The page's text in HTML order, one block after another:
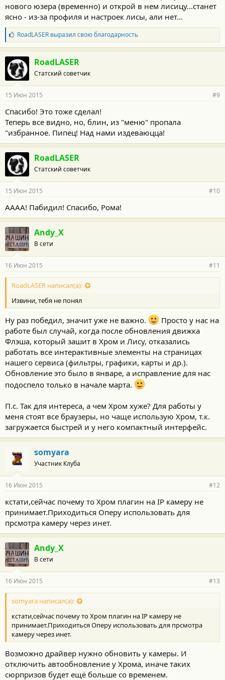
нового юзера (временно) и открой в нем лисицу...станет
ясно - из-за профиля и настроек лисы, али нет...
Б
л
а
г
о
д
а
н
с
т
и
RoadLASERвыразил свою благодарность
RoadLASER
Статский советчик
15 Июн 2015 #9
Спасибо! Это тоже сделал!
Теперь все видно, но, блин, из "меню" пропала
"избранное. Пипец! Над нами издеваюцца!
RoadLASER
Статский советчик
15 Июн 2015 #10
АААА! Пабидил! Спасибо, Рома!
Andy_X
В сети
16 Июн 2015 #11
RoadLASER написал(а):
Извини, тебя не понял
Ну раз победил, значит уже не важно.
Просто у нас на
работе был случай, когда после обновления движка
Флэша, который зашит в Хром и Лису, отказались
работать все интерактивные элементы на страницах
нашего сервиса (фильтры, графики, карты и др.).
Обновление это было в январе, а исправление для нас
подоспело только в начале марта.
П.с. Так для интереса, а чем Хром хуже? Для работы у
меня стоят все браузеры, но чаще использую Хром, т.к.
загружается быстрей и у него компактный интерфейс.
somyara
Участник Клуба
16 Июн 2015 #12
кстати,сейчас почему то Хром плагин на IP камеру не
принимает.Приходиться Оперу использовать для
прсмотра камеру через инет.
Andy_X
В сети
16 Июн 2015 #13
somyara написал(а):
кстати,сейчас почему то Хром плагин на IP камеру не
принимает.Приходиться Оперу использовать для прсмотра
камеру через инет.
Возможно драйвер нужно обновить у камеры. И
отключить автообновление у Хрома, иначе таких
сюрпризов будет ещё больше со временем.